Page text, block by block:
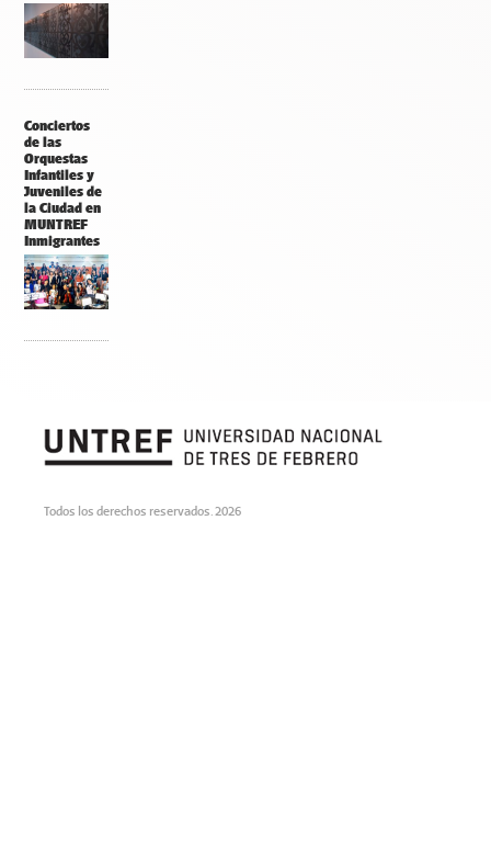
Conciertos
de las
Orquestas
Infantiles y
Juveniles de
la Ciudad en
MUNTREF
Inmigrantes
Todos los derechos reservados. 2026